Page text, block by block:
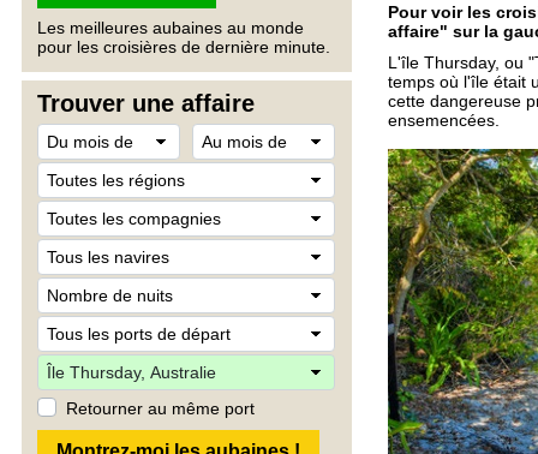
Les meilleures aubaines au monde
pour les croisières de dernière minute.
Trouver une affaire
Retourner au même port
Pour voir les
affaire" sur la
L'île Thursday, ou
temps où l'île était
cette dangereuse
ensemencées.